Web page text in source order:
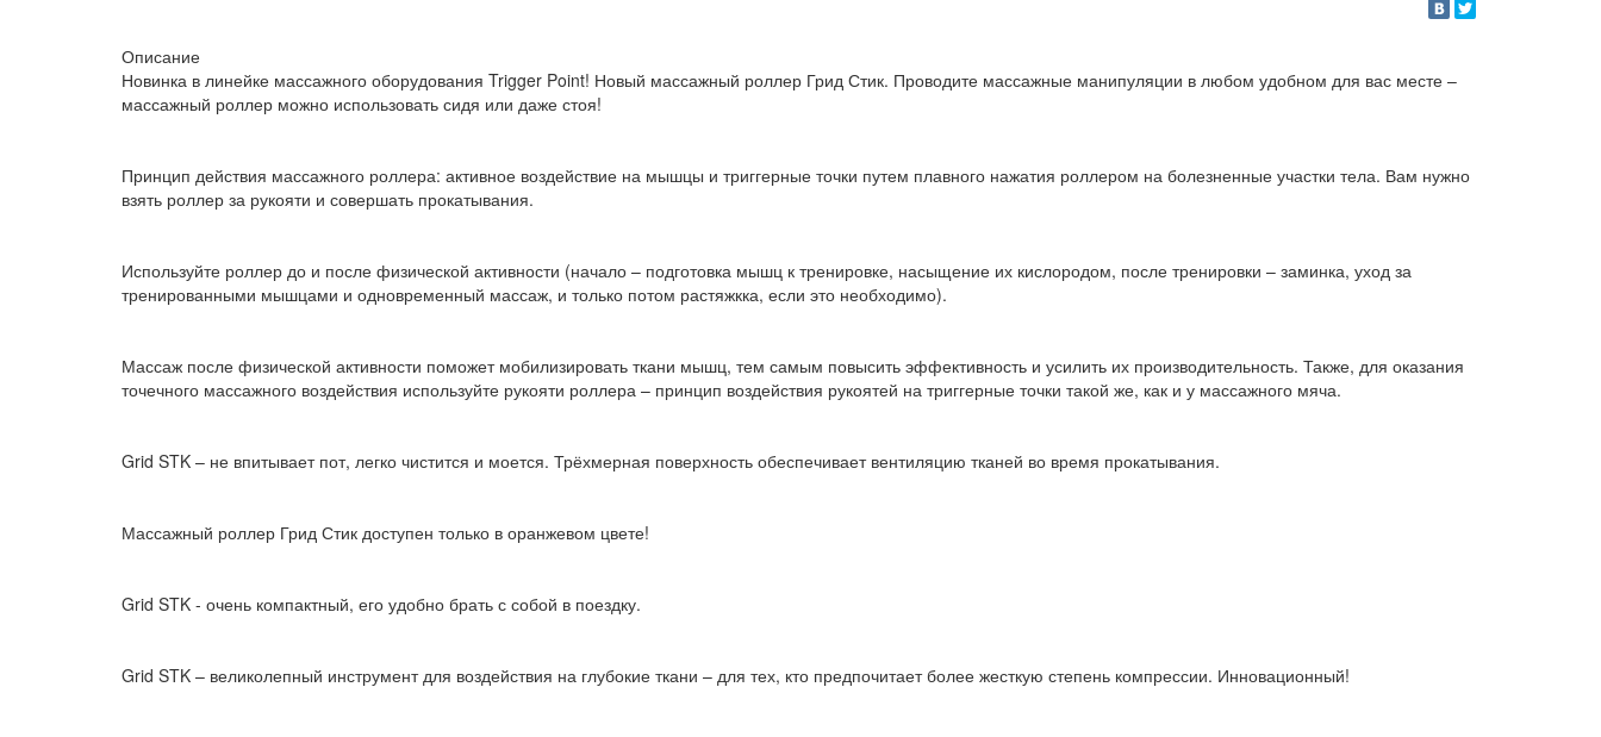
Описание
Новинка в линейке массажного оборудования Trigger Point! Новый массажный роллер Грид Стик. Проводите массажные манипуляции в любом удобном для вас месте –
массажный роллер можно использовать сидя или даже стоя!
Принцип действия массажного роллера: активное воздействие на мышцы и триггерные точки путем плавного нажатия роллером на болезненные участки тела. Вам нужно
взять роллер за рукояти и совершать прокатывания.
Используйте роллер до и после физической активности (начало – подготовка мышц к тренировке, насыщение их кислородом, после тренировки – заминка, уход за
тренированными мышцами и одновременный массаж, и только потом растяжкка, если это необходимо).
Массаж после физической активности поможет мобилизировать ткани мышц, тем самым повысить эффективность и усилить их производительность. Также, для оказания
точечного массажного воздействия используйте рукояти роллера – принцип воздействия рукоятей на триггерные точки такой же, как и у массажного мяча.
Grid STK – не впитывает пот, легко чистится и моется. Трёхмерная поверхность обеспечивает вентиляцию тканей во время прокатывания.
Массажный роллер Грид Стик доступен только в оранжевом цвете!
Grid STK - очень компактный, его удобно брать с собой в поездку.
Grid STK – великолепный инструмент для воздействия на глубокие ткани – для тех, кто предпочитает более жесткую степень компрессии. Инновационный!